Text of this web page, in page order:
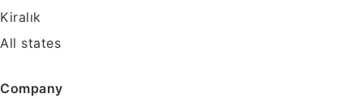
Kiralık
All states
Company